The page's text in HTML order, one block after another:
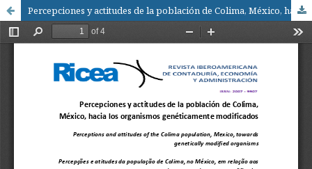
Percepciones y actitudes de la población de Colima, México, hacia los organismos genéticamente modificados / Perceptions and attitudes of the Colima population, Mexico, towards genetically modified organisms